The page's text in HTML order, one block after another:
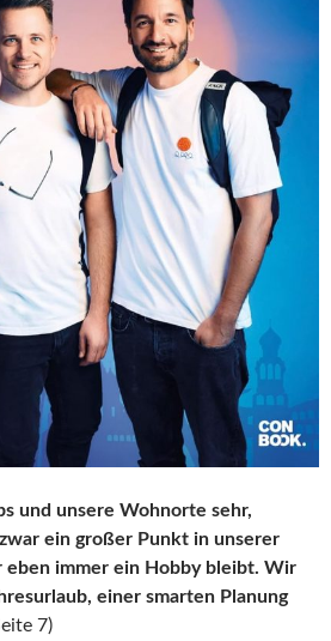
und unsere Wohnorte sehr,
ein großer Punkt in unserer
eben immer ein Hobby bleibt. Wir
einer smarten Planung
7)